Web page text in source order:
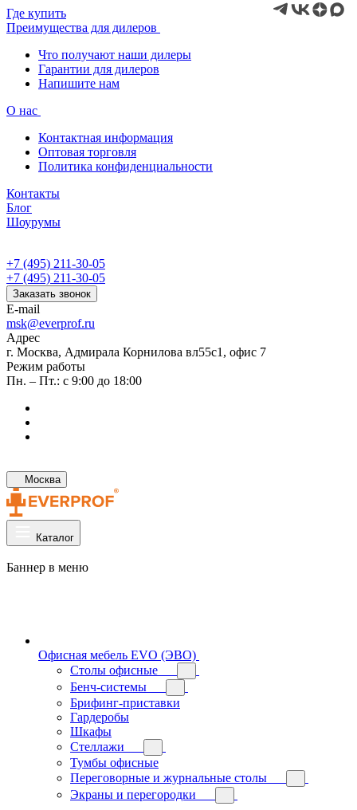
Где купить
Преимущества для дилеров
Что получают наши дилеры
Гарантии для дилеров
Напишите нам
О нас
Контактная информация
Оптовая торговля
Политика конфиденциальности
Контакты
Блог
Шоурумы
+7 (495) 211-30-05
+7 (495) 211-30-05
Заказать звонок
E-mail
msk@everprof.ru
Адрес
г. Москва, Адмирала Корнилова вл55с1, офис 7
Режим работы
Пн. – Пт.: с 9:00 до 18:00
Москва
Каталог
Баннер в меню
Офисная мебель EVO (ЭВО)
Cтолы офисные
Бенч-системы
Брифинг-приставки
Гардеробы
Шкафы
Стеллажи
Тумбы офисные
Переговорные и журнальные столы
Экраны и перегородки